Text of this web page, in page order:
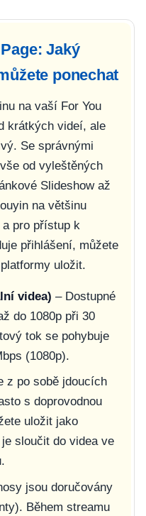
Jaký
ponechat
na vaší For You
krátkých videí, ale
Se správnými
od vyleštěných
Slideshow až
na většinu
a pro přístup k
přihlášení, můžete
uložit.
videa) – Dostupné
do 1080p při 30
tok se pohybuje
(1080p).
z po sobě jdoucích
s doprovodnou
uložit jako
sloučit do videa ve
jsou doručovány
Během streamu